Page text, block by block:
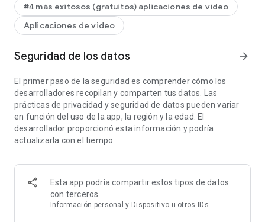
• Comparte con facilidad en Instagram.
Crea y edita con herramientas eficaces
• Edita videos con la precisión de un fotograma.
velocidad de fotogramas y el rango dinámico, además de
utilizar los controles actualizados del flash y el zoom, y
consigue el aspecto que deseas.
• Dale vida a imágenes con la animación de IA.
• Cambia el fondo con una pantalla verde o agrega una
superposición de video.
• Elige entre una variedad de fuentes, efectos de sonido y
voz, filtros, stickers y más.
• Mejora el audio para que las voces sean más claras y
manera en que aparecen en tu video.
Obtén datos para fundamentar tus próximas decisiones
sobre contenido
#4 más exitosos (gratuitos) aplicaciones de video
Aplicaciones de video
Seguridad de los datos arrow_forward
El primer paso de la seguridad es comprender cómo los
desarrolladores recopilan y comparten tus datos. Las
prácticas de privacidad y seguridad de datos pueden variar
en función del uso de la app, la región y la edad. El
desarrollador proporcionó esta información y podría
actualizarla con el tiempo.
Esta app podría compartir estos tipos de datos
con terceros
Información personal y Dispositivo u otros IDs